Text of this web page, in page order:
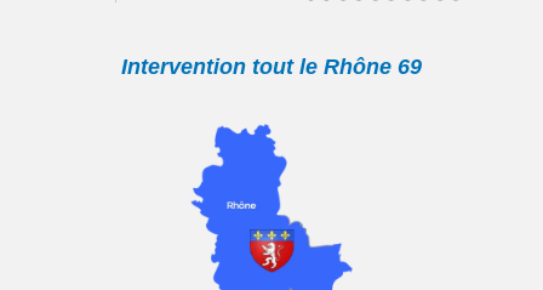
Intervention tout le Rhône 69